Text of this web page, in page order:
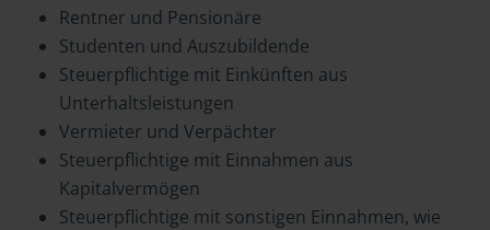
Rentner und Pensionäre
Studenten und Auszubildende
Steuerpflichtige mit Einkünften aus
Unterhaltsleistungen
Vermieter und Verpächter
Steuerpflichtige mit Einnahmen aus
Kapitalvermögen
Steuerpflichtige mit sonstigen Einnahmen, wie